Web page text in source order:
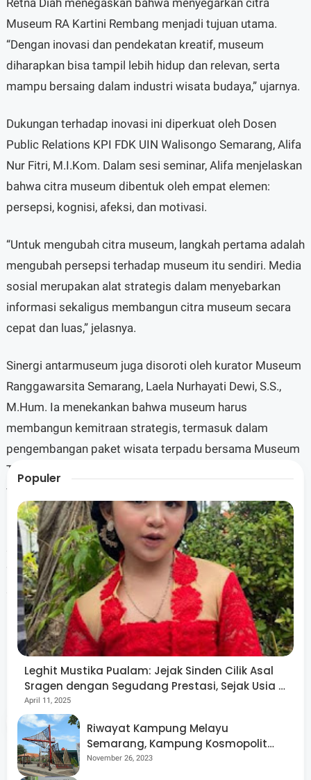
Retna Diah menegaskan bahwa menyegarkan citra
Museum RA Kartini Rembang menjadi tujuan utama.
“Dengan inovasi dan pendekatan kreatif, museum
diharapkan bisa tampil lebih hidup dan relevan, serta
mampu bersaing dalam industri wisata budaya,” ujarnya.
Dukungan terhadap inovasi ini diperkuat oleh Dosen
Public Relations KPI FDK UIN Walisongo Semarang, Alifa
Nur Fitri, M.I.Kom. Dalam sesi seminar, Alifa menjelaskan
bahwa citra museum dibentuk oleh empat elemen:
persepsi, kognisi, afeksi, dan motivasi.
“Untuk mengubah citra museum, langkah pertama adalah
mengubah persepsi terhadap museum itu sendiri. Media
sosial merupakan alat strategis dalam menyebarkan
informasi sekaligus membangun citra museum secara
cepat dan luas,” jelasnya.
Sinergi antarmuseum juga disoroti oleh kurator Museum
Ranggawarsita Semarang, Laela Nurhayati Dewi, S.S.,
M.Hum. Ia menekankan bahwa museum harus
membangun kemitraan strategis, termasuk dalam
pengembangan paket wisata terpadu bersama Museum
Tiga Batik, Museum Nyah Lasem, dan museum lain di
wilayah Pantura.
Data Dinbudpar Rembang mencatat, Museum RA Kartini
sempat menarik lebih dari 25.000 kunjungan pada April
2025, didominasi oleh kalangan pelajar. Melalui program
seperti Ranjana Rembang, diharapkan museum dapat
menjadi ruang inspirasi yang terbuka bagi semua
kalangan, mengukuhkan perannya dalam pembangunan
identitas dan masa depan masyarakat Rembang.***
Share
Populer
Leghit Mustika Pualam: Jejak Sinden Cilik Asal
Sragen dengan Segudang Prestasi, Sejak Usia 8
Tahun!
April 11, 2025
Riwayat Kampung Melayu
Semarang, Kampung Kosmopolit
yang Multikultural
November 26, 2023